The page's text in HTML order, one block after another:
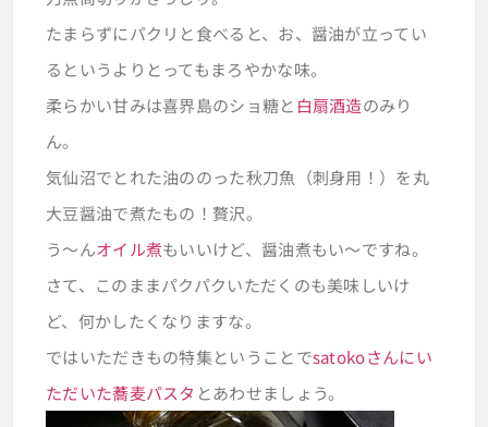
たまらずにパクリと食べると、お、醤油が立ってい
るというよりとってもまろやかな味。
柔らかい甘みは喜界島のショ糖と 白扇酒造のみり
ん。
気仙沼でとれた油ののった秋刀魚（刺身用！）を丸
大豆醤油で煮たもの！贅沢。
う～んオイル煮もいいけど、醤油煮もい～ですね。
さて、このままパクパクいただくのも美味しいけ
ど、何かしたくなりますな。
ではいただきもの特集ということでsatokoさんにい
ただいた蕎麦パスタ とあわせましょう。